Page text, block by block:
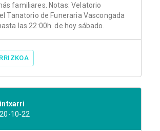
familiares. Notas: Velatorio
Tanatorio de Funeraria Vascongada
las 22:00h. de hoy sábado.
10-22